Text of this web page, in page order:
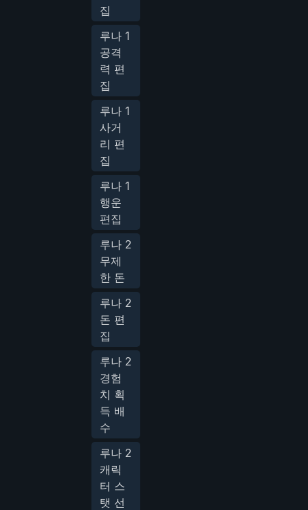
집
루나 1
공격
력 편
집
루나 1
사거
리 편
집
루나 1
행운
편집
루나 2
무제
한 돈
루나 2
돈 편
집
루나 2
경험
치 획
득 배
수
루나 2
캐릭
터 스
탯 선